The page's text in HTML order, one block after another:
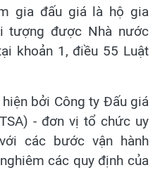
gia đấu giá là hộ gia
tượng được Nhà nước
khoản 1, điều 55 Luật
bởi Công ty Đấu giá
- đơn vị tổ chức uy
các bước vận hành
các quy định của